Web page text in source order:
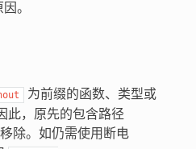
。
为前缀的函数、类型或
此，原先的包含路径
除。如仍需使用断电